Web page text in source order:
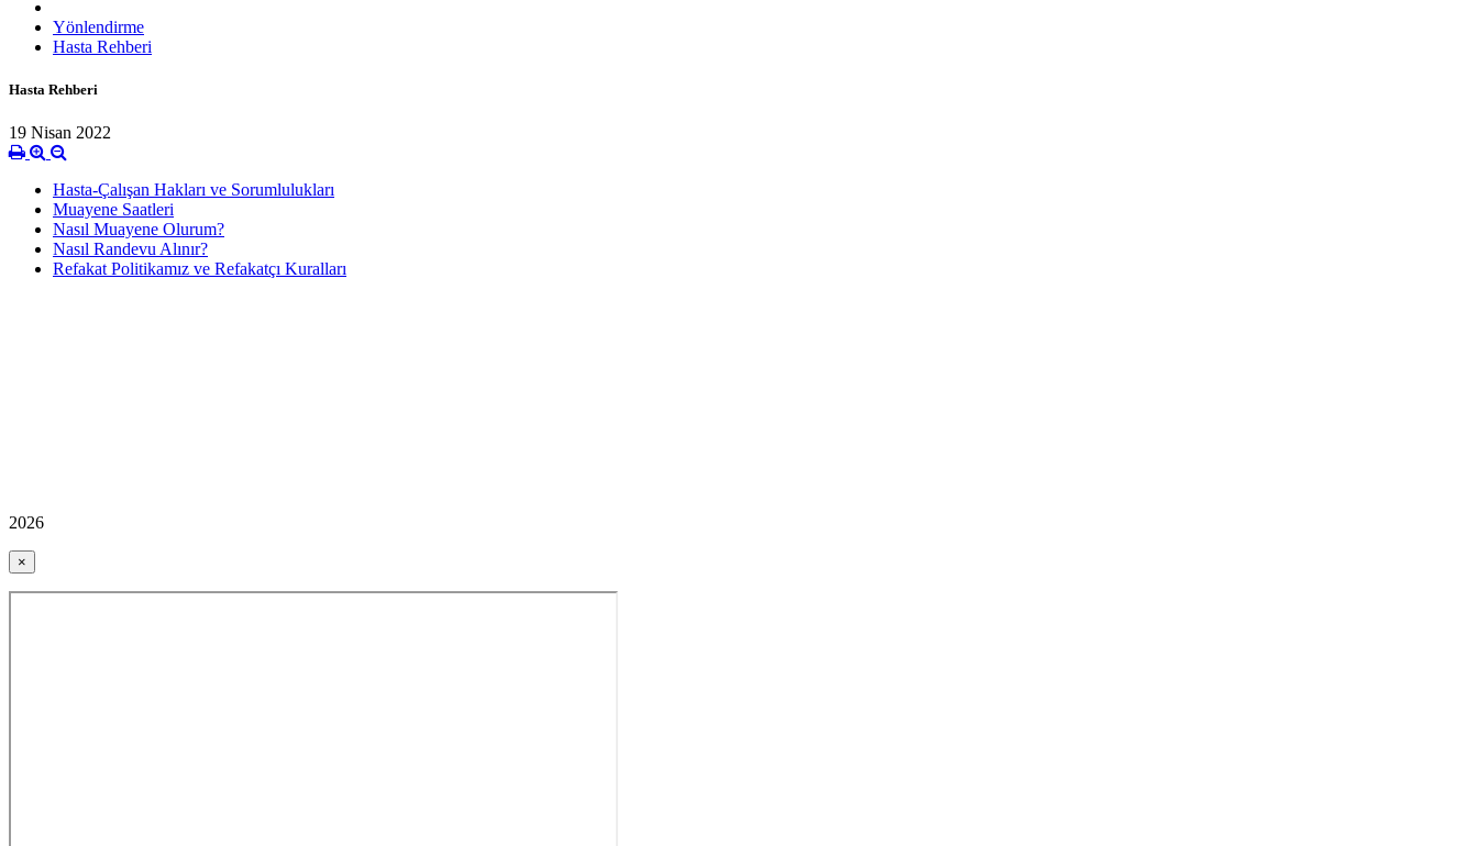
Yönlendirme
Hasta Rehberi
Hasta Rehberi
19 Nisan 2022
Hasta-Çalışan Hakları ve Sorumlulukları
Muayene Saatleri
Nasıl Muayene Olurum?
Nasıl Randevu Alınır?
Refakat Politikamız ve Refakatçı Kuralları
2026
×